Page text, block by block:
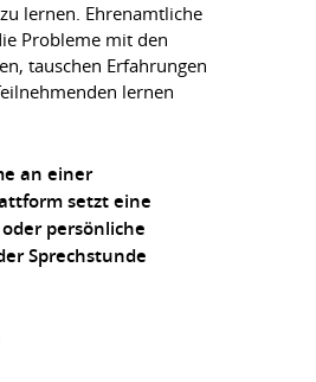
lernen. Ehrenamtliche
Probleme mit den
tauschen Erfahrungen
lernen
an einer
setzt eine
persönliche
Sprechstunde